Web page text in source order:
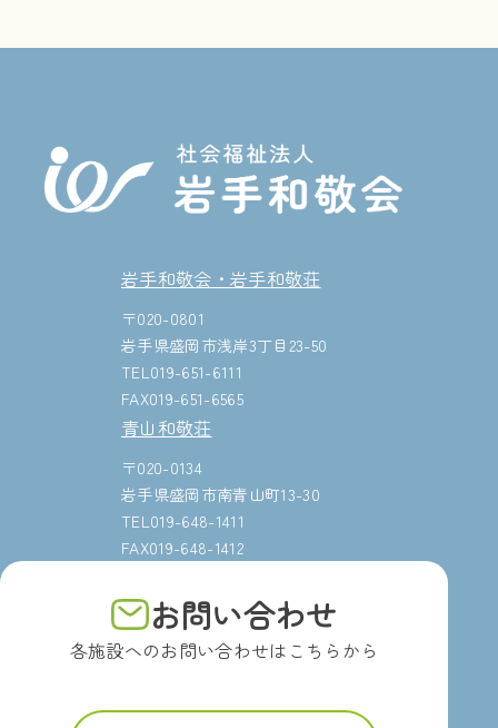
岩手和敬会・岩手和敬荘
〒020-0801
岩手県盛岡市浅岸3丁目23-50
TEL019-651-6111
FAX019-651-6565
青山和敬荘
〒020-0134
岩手県盛岡市南青山町13-30
TEL019-648-1411
FAX019-648-1412
お問い合わせ
各施設へのお問い合わせはこちらから